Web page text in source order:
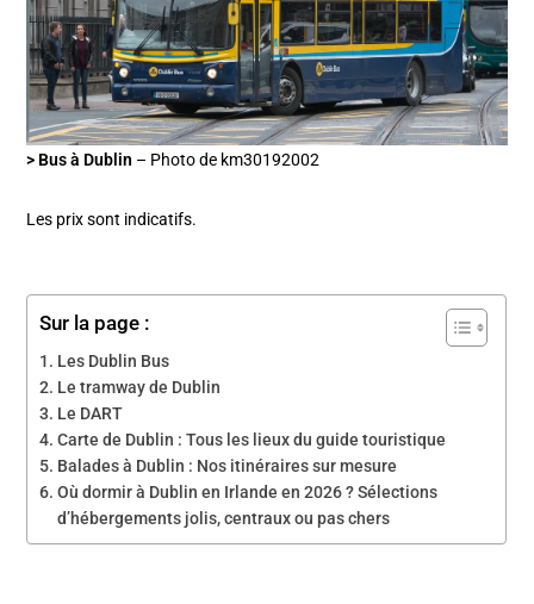
> Bus à Dublin – Photo de km30192002
Les prix sont indicatifs.
Sur la page :
Les Dublin Bus
Le tramway de Dublin
Le DART
Carte de Dublin : Tous les lieux du guide touristique
Balades à Dublin : Nos itinéraires sur mesure
Où dormir à Dublin en Irlande en 2026 ? Sélections
d’hébergements jolis, centraux ou pas chers